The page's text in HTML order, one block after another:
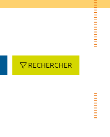
RECHERCHER